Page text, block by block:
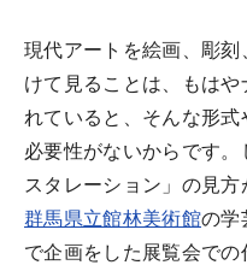
現代アートを絵画、彫
けて見ることは、もは
れていると、そんな形
必要性がないからです
スタレーション」の見
群馬県立館林美術館の学
で企画をした展覧会で